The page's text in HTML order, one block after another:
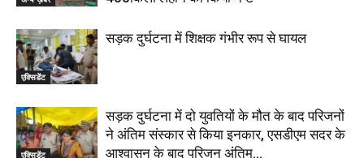
एक्सिडेंट
सड़क दुर्घटना में शिक्षक गंभीर रूप से घायल
एक्सिडेंट
सड़क दुर्घटना में दो युवतियों के मौत के बाद परिजनों
ने अंतिम संस्कार से किया इनकार, एसडीएम सदर के
आश्वासन के बाद परिजन अंतिम...